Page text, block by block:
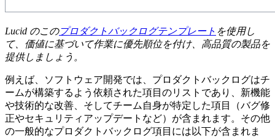
Lucid のこのプロダクトバックログテンプレート を使用し
て、価値に基づいて作業に優先順位を付け、高品質の製品を
提供しましょう。
例えば、ソフトウェア開発では、プロダクトバックログはチ
ームが構築するよう依頼された項目のリストであり、新機能
や技術的な改善、そしてチーム自身が特定した項目（バグ修
正やセキュリティアップデートなど）が含まれます。その他
の一般的なプロダクトバックログ項目には以下が含まれま